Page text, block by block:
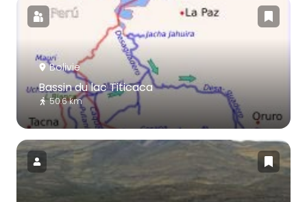
Bolivie
Bassin du lac Titicaca
50.6 km